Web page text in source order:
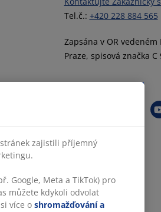
Tel.č.: +420 228 884 565
Zapsána v OR
Praze, spisová značka C
zajistili příjemný
Google, Meta a TikTok) pro
můžete kdykoli odvolat
více o shromažďování a